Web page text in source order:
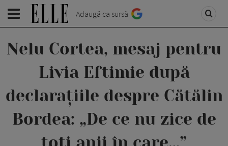
Adaugă ca sursă
Nelu Cortea, mesaj pentru
Livia Eftimie după
declarațiile despre Cătălin
Bordea: „De ce nu zice de